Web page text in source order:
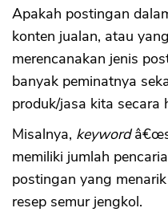
Apakah postingan
konten jualan, atau
merencanakan jenis
banyak peminatnya
produk/jasa kita secara
Misalnya, keyword
memiliki jumlah
postingan yang
resep semur jengkol.